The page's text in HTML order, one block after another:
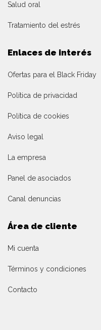
Salud oral
Tratamiento del estrés
Enlaces de interés
Ofertas para el Black Friday
Política de privacidad
Política de cookies
Aviso legal
La empresa
Panel de asociados
Canal denuncias
Área de cliente
Mi cuenta
Términos y condiciones
Contacto